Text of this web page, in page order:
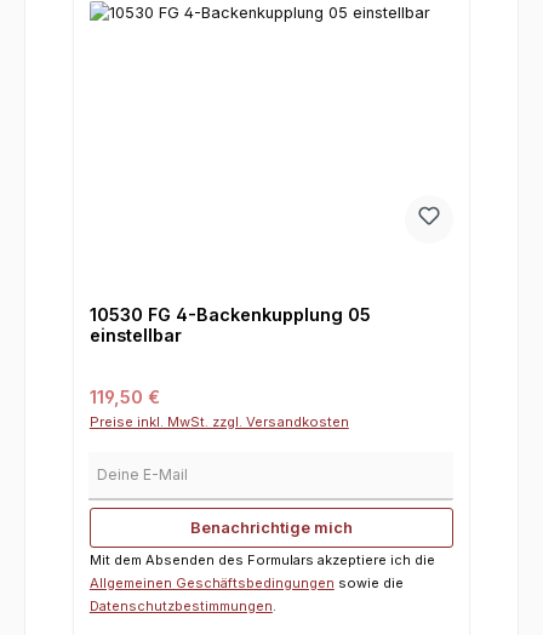
10530 FG 4-Backenkupplung 05
einstellbar
Regulärer Preis:
119,50 €
Preise inkl. MwSt. zzgl. Versandkosten
Benachrichtige mich
Mit dem Absenden des Formulars akzeptiere ich die
Allgemeinen Geschäftsbedingungen sowie die
Datenschutzbestimmungen.